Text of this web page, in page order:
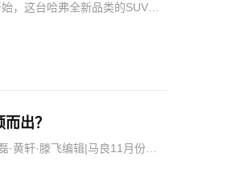
，这台哈弗全新品类的SUV就
出？
·黄轩·滕飞编辑|马良11月份销